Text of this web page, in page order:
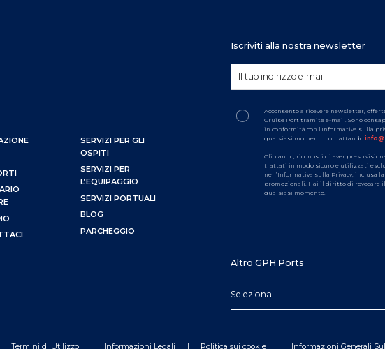
SERVIZI PER GLI
OSPITI
SERVIZI PER
L’EQUIPAGGIO
SERVIZI PORTUALI
BLOG
PARCHEGGIO
Iscriviti alla nostra newsletter
Acconsento a ricevere newsletter,
Cruise Port tramite e-mail. Sono
in conformità con l'Informativa sulla
qualsiasi momento contattando
Cliccando, riconosci di aver preso
trattati in modo sicuro e utilizzati
nell’Informativa sulla Privacy, inclusa
promozionali. Hai il diritto di revocare
qualsiasi momento.
Altro GPH Ports
Seleziona
Termini di Utilizzo Informazioni Legali Politica sui cookie Informazioni Generali